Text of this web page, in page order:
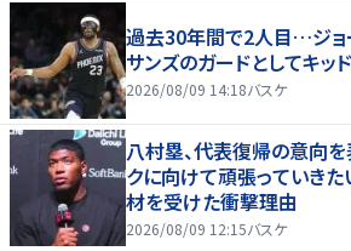
過去30年間で2人目…ジョ
サンズのガードとしてキッ
2026/08/09 14:18バスケ
八村塁、代表復帰の意向を
クに向けて頑張っていき
材を受けた衝撃理由
2026/08/09 12:15バスケ